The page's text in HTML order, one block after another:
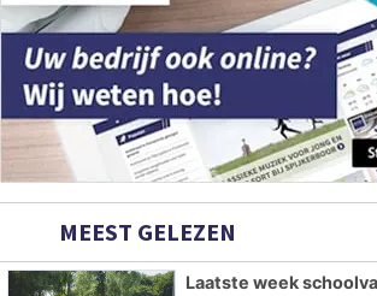
MEEST GELEZEN
Laatste week